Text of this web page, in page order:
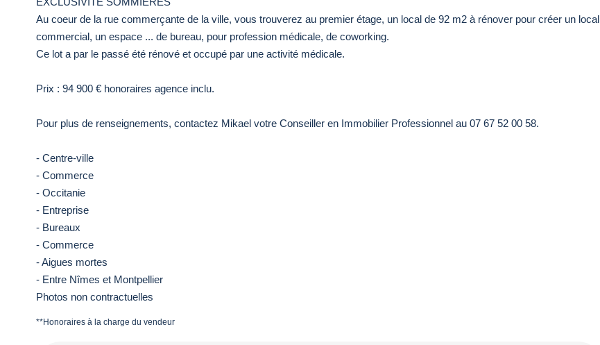
Au coeur de la rue commerçante de la ville, vous trouverez au premier étage, un local de 92 m2 à rénover pour créer un local
commercial, un espace ... de bureau, pour profession médicale, de coworking.
Ce lot a par le passé été rénové et occupé par une activité médicale.
Prix : 94 900 € honoraires agence inclu.
Pour plus de renseignements, contactez Mikael votre Conseiller en Immobilier Professionnel au 07 67 52 00 58.
- Centre-ville
- Commerce
- Occitanie
- Entreprise
- Bureaux
- Commerce
- Aigues mortes
- Entre Nîmes et Montpellier
Photos non contractuelles
**Honoraires à la charge du vendeur